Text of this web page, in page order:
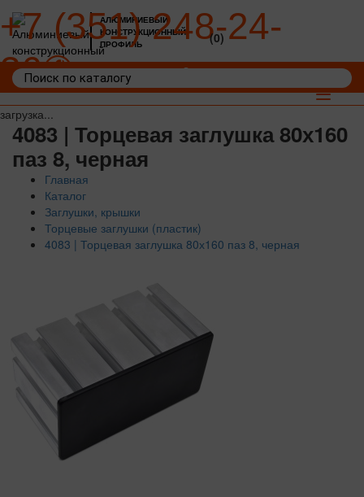
загрузка...
АЛЮМИНИЕВЫЙ
КОНСТРУКЦИОННЫЙ
ПРОФИЛЬ
+7 (351) 248-24-
36
(0)
Toggle
4083 | Торцевая заглушка 80х160
паз 8, черная
Главная
Каталог
Заглушки, крышки
Торцевые заглушки (пластик)
4083 | Торцевая заглушка 80х160 паз 8, черная